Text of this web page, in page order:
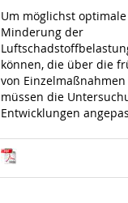
Um möglichst
Minderung der
können, die über die
von
müssen die
Entwicklungen